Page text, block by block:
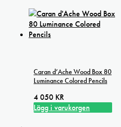
Caran d’Ache Wood Box 80
Luminance Colored Pencils
4 050 KR
Lägg i varukorgen